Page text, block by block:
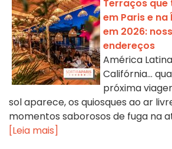
Terraços
em Paris e
em 2026:
endereços
América
Califórnia…
próxima
sol aparece, os quiosques ao ar
momentos saborosos de fuga na
[Leia mais]